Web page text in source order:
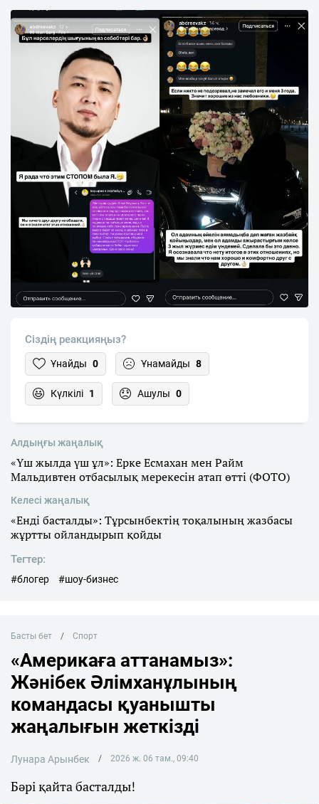
Сіздің реакцияңыз?
Ұнайды 0 Ұнамайды 8
Күлкілі 1 Ашулы 0
Алдыңғы жаңалық
«Үш жылда үш ұл»: Ерке Есмахан мен Райм
Мальдивтен отбасылық мерекесін атап өтті (ФОТО)
Келесі жаңалық
«Енді басталды»: Тұрсынбектің тоқалының жазбасы
жұртты ойландырып қойды
Тегтер:
#блогер #шоу-бизнес
Басты бет Спорт
«Америкаға аттанамыз»:
Жәнібек Әлімханұлының
командасы қуанышты
жаңалығын жеткізді
Лунара Арынбек 2026 ж. 06 там., 09:40
Бәрі қайта басталды!